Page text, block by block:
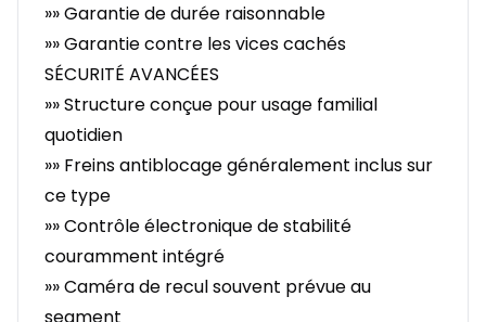
»» Garantie de durée raisonnable
»» Garantie contre les vices cachés
SÉCURITÉ AVANCÉES
»» Structure conçue pour usage familial
quotidien
»» Freins antiblocage généralement inclus sur
ce type
»» Contrôle électronique de stabilité
couramment intégré
»» Caméra de recul souvent prévue au